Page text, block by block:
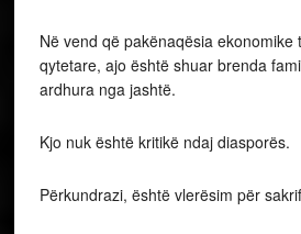
Në vend që pakënaqësia ekonomike
qytetare, ajo është shuar brenda
ardhura nga jashtë.
Kjo nuk është kritikë ndaj diasporës.
Përkundrazi, është vlerësim për